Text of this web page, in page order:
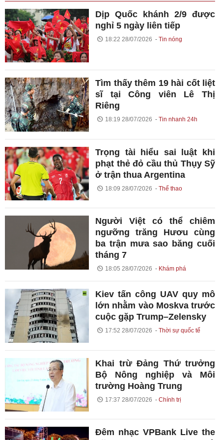
Dịp Quốc khánh 2/9 được
nghỉ 5 ngày liên tiếp
18:22 28/07/2026 Tin nóng
Tìm thấy thêm 19 hài cốt liệt
sĩ tại Công viên Lê Thị
Riêng
18:19 28/07/2026 Tin nhanh 24h
Trọng tài hiểu sai luật khi
phạt thẻ đỏ cầu thủ Thụy Sỹ
ở trận thua Argentina
18:09 28/07/2026 Thể thao
Người Việt có thể chiêm
ngưỡng trăng Hươu cùng
ba trận mưa sao băng cuối
tháng 7
18:05 28/07/2026 Khám phá
Kiev tấn công UAV quy mô
lớn nhằm vào Moskva trước
cuộc gặp Trump–Zelensky
17:52 28/07/2026 Thời sự quốc tế
Khai trừ Đảng Thứ trưởng
Bộ Nông nghiệp và Môi
trường Hoàng Trung
17:37 28/07/2026 Chính trị
Đêm nhạc VPBank Live the